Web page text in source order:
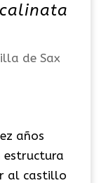
de Sax
años
estructura
al castillo